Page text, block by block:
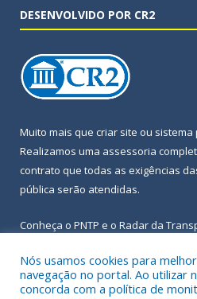
DESENVOLVIDO POR CR2
Muito mais que criar site ou sistema
Realizamos uma assessoria
contrato que todas as exigências
pública serão atendidas.
Conheça o PNTP e o Radar da
Nós usamos cookies para
navegação no portal. Ao utilizar
concorda com a política de